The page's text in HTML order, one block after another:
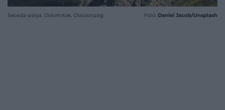
Seceda-pálya, Dolomitok, Olaszország Fotó: Daniel Jacob/Unsplash